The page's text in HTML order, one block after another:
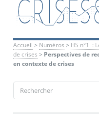
Accueil > Numéros > HS n°1 :
de crises > Perspectives de
en contexte de crises